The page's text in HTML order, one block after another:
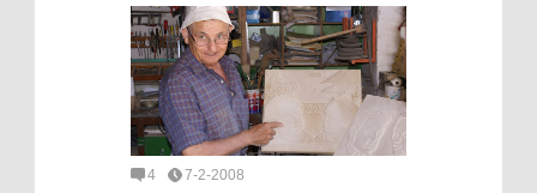
4 7-2-2008